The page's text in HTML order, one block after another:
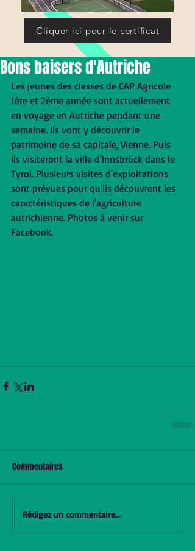
Cliquer ici pour le certificat
Bons baisers d'Autriche
Les jeunes des classes de CAP Agricole
1ère et 2ème année sont actuellement
en voyage en Autriche pendant une
semaine. Ils vont y découvrir le
patrimoine de sa capitale, Vienne. Puis
ils visiteront la ville d'Innsbrück dans le
Tyrol. Plusieurs visites d'exploitations
sont prévues pour qu'ils découvrent les
caractéristiques de l'agriculture
autrichienne. Photos à venir sur
Facebook.
Commentaires
Rédigez un commentaire...